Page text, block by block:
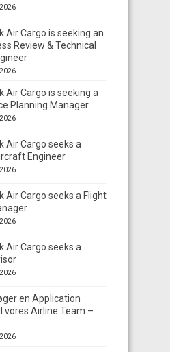
Air Cargo is seeking an
Review & Technical
Air Cargo is seeking a
Planning Manager
Air Cargo seeks a
Engineer
Air Cargo seeks a Flight
Air Cargo seeks a
en Application
vores Airline Team –